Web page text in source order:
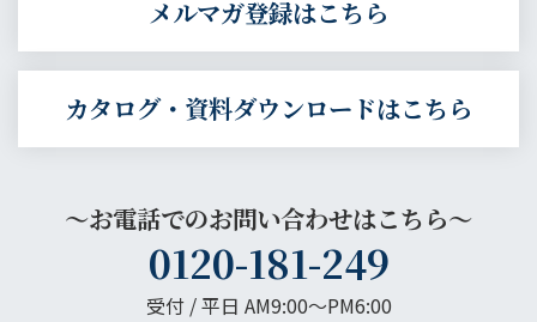
メルマガ登録はこちら
カタログ・資料ダウンロードはこちら
～お電話でのお問い合わせはこちら～
0120-181-249
受付 / 平日 AM9:00〜PM6:00